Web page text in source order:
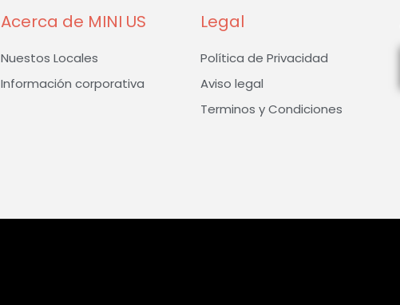
Acerca de MINI US
Nuestos Locales
Información corporativa
Legal
Política de Privacidad
Aviso legal
Terminos y Condiciones